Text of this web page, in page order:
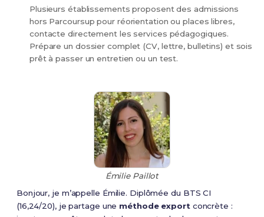
Plusieurs établissements proposent des admissions
hors Parcoursup pour réorientation ou places libres,
contacte directement les services pédagogiques.
Prépare un dossier complet (CV, lettre, bulletins) et sois
prêt à passer un entretien ou un test.
Émilie Paillot
Bonjour, je m’appelle Émilie. Diplômée du BTS CI
(16,24/20), je partage une méthode exportconcrète :